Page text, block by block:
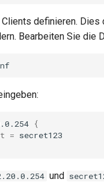
definieren.
Bearbeiten Sie die
{
=
und